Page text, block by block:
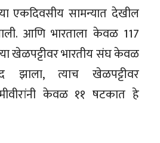
एकदिवसीय सामन्यात देखील
आणि भारताला केवळ 117
खेळपट्टीवर भारतीय संघ केवळ
झाला, त्याच खेळपट्टीवर
केवळ ११ षटकात हे